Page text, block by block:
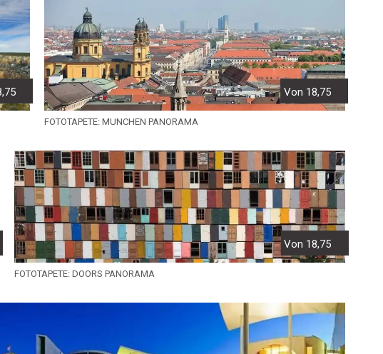
Von 18,75
FOTOTAPETE: MUNCHEN PANORAMA
Von 18,75
FOTOTAPETE: DOORS PANORAMA